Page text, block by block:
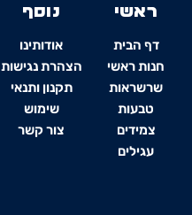
ראשי
דף הבית
חנות ראשי
שרשראות
טבעות
צמידים
עגילים
נוסף
אודותינו
הצהרת נגישות
תקנון ותנאי
שימוש
צור קשר